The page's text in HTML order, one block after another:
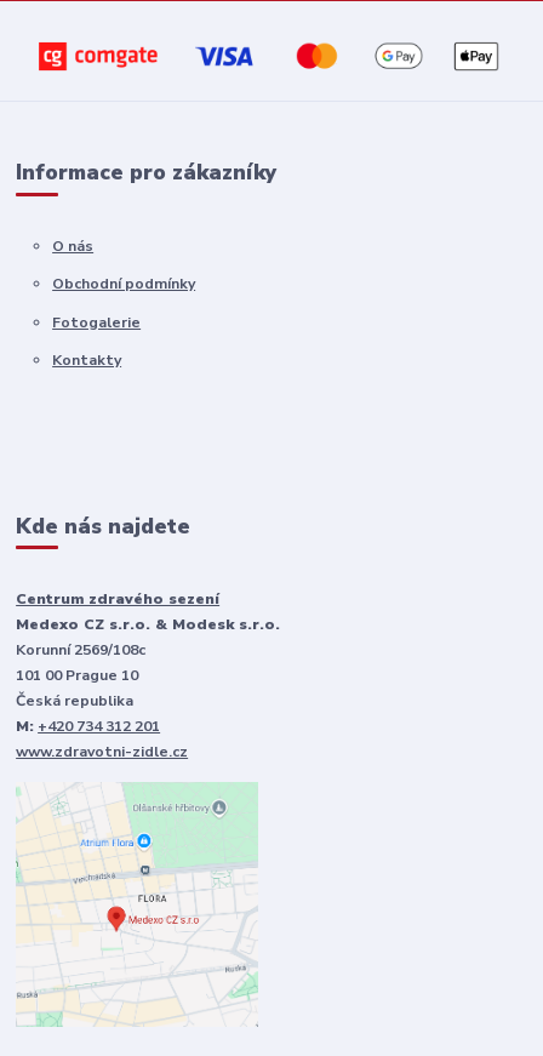
Informace pro zákazníky
O nás
Obchodní podmínky
Fotogalerie
Kontakty
Kde nás najdete
Centrum zdravého sezení
Medexo CZ s.r.o. & Modesk s.r.o.
Korunní 2569/108c
101 00 Prague 10
Česká republika
M: +420 734 312 201
www.zdravotni-zidle.cz